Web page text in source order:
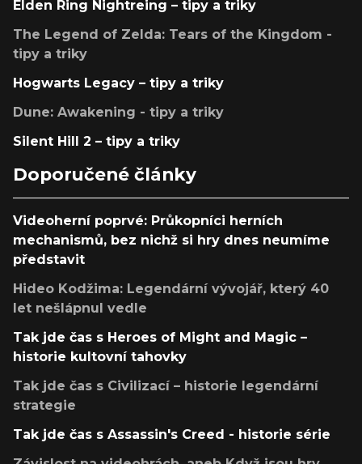
Elden Ring Nightreing – tipy a triky
The Legend of Zelda: Tears of the Kingdom -
tipy a triky
Hogwarts Legacy – tipy a triky
Dune: Awakening - tipy a triky
Silent Hill 2 – tipy a triky
Doporučené články
Videoherní poprvé: Průkopníci herních
mechanismů, bez nichž si hry dnes neumíme
představit
Hideo Kodžima: Legendární vývojář, který 40
let nešlápnul vedle
Tak jde čas s Heroes of Might and Magic –
historie kultovní tahovky
Tak jde čas s Civilizací – historie legendární
strategie
Tak jde čas s Assassin's Creed - historie série